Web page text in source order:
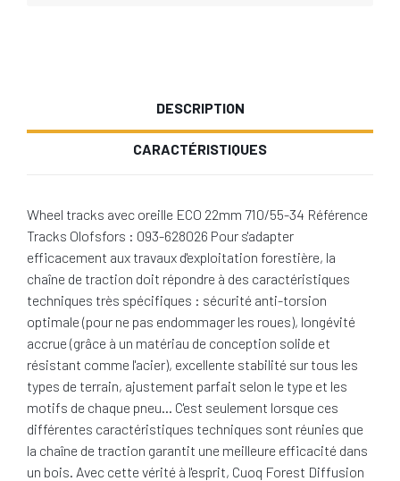
DESCRIPTION
CARACTÉRISTIQUES
Wheel tracks avec oreille ECO 22mm 710/55-34 Référence
Tracks Olofsfors : 093-628026 Pour s'adapter
efficacement aux travaux d'exploitation forestière, la
chaîne de traction doit répondre à des caractéristiques
techniques très spécifiques : sécurité anti-torsion
optimale (pour ne pas endommager les roues), longévité
accrue (grâce à un matériau de conception solide et
résistant comme l'acier), excellente stabilité sur tous les
types de terrain, ajustement parfait selon le type et les
motifs de chaque pneu… C'est seulement lorsque ces
différentes caractéristiques techniques sont réunies que
la chaîne de traction garantit une meilleure efficacité dans
un bois. Avec cette vérité à l'esprit, Cuoq Forest Diffusion